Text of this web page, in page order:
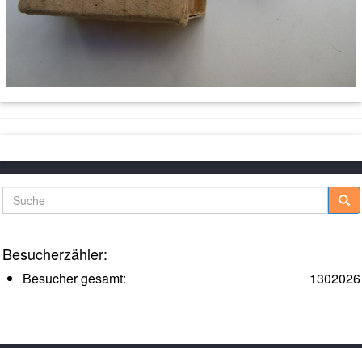
Suche
Besucherzähler:
1302026
Besucher gesamt: